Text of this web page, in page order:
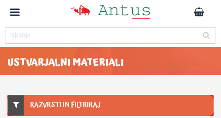
USTVARJALNI MATERIALI
RAZVRSTI IN FILTRIRAJ